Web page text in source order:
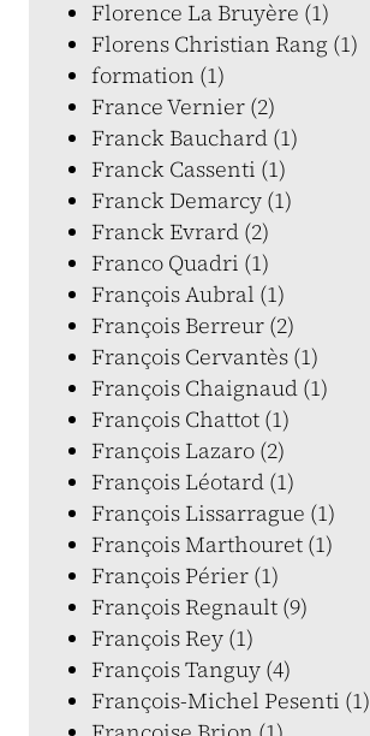
Florence La Bruyère (1)
Florens Christian Rang (1)
formation (1)
France Vernier (2)
Franck Bauchard (1)
Franck Cassenti (1)
Franck Demarcy (1)
Franck Evrard (2)
Franco Quadri (1)
François Aubral (1)
François Berreur (2)
François Cervantès (1)
François Chaignaud (1)
François Chattot (1)
François Lazaro (2)
François Léotard (1)
François Lissarrague (1)
François Marthouret (1)
François Périer (1)
François Regnault (9)
François Rey (1)
François Tanguy (4)
François-Michel Pesenti (1)